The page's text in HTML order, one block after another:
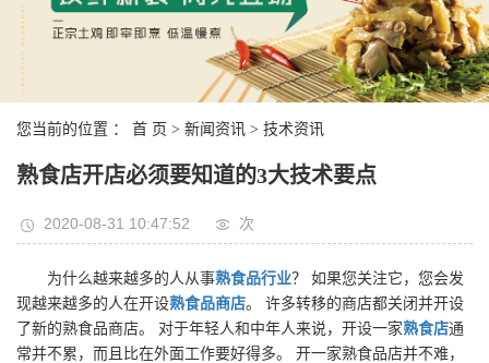
您当前的位置 ： 首 页 > 新闻资讯 > 技术资讯
熟食店开店必须要知道的3大技术要点
2020-08-31 10:47:52 次
为什么越来越多的人从事熟食品行业？ 如果您关注它，您会发
现越来越多的人在开设熟食品商店。 许多转移的商店都关闭并开设
了新的熟食品商店。 对于年轻人和中年人来说，开设一家熟食店通
常并不累，而且比在外面工作要好得多。 开一家熟食品店并不难，